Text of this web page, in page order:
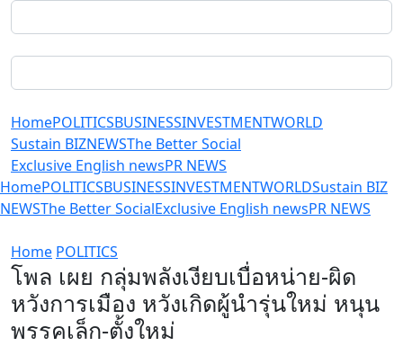
HomePOLITICSBUSINESSINVESTMENTWORLD
Sustain BIZNEWSThe Better Social
Exclusive English newsPR NEWS
HomePOLITICSBUSINESSINVESTMENTWORLDSustain BIZ
NEWSThe Better SocialExclusive English newsPR NEWS
Home POLITICS
โพล เผย กลุ่มพลังเงียบเบื่อหน่าย-ผิด
หวังการเมือง หวังเกิดผู้นำรุ่นใหม่ หนุน
พรรคเล็ก-ตั้งใหม่